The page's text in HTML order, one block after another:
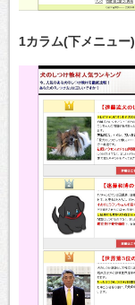
1カラム(下メニュー)